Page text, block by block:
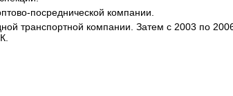
посреднической компании.
транспортной компании. Затем с 2003 по